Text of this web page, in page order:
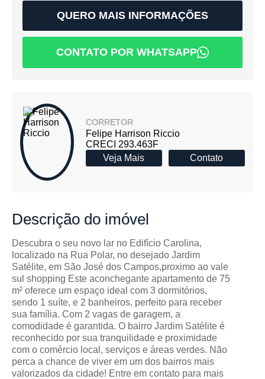
QUERO MAIS INFORMAÇÕES
CONTATO POR WHATSAPP
CORRETOR
Felipe Harrison Riccio
CRECI 293.463F
Veja Mais
Contato
Descrição do imóvel
Descubra o seu novo lar no Edifício Carolina,
localizado na Rua Polar, no desejado Jardim
Satélite, em São José dos Campos,proximo ao vale
sul shopping Este aconchegante apartamento de 75
m² oferece um espaço ideal com 3 dormitórios,
sendo 1 suíte, e 2 banheiros, perfeito para receber
sua família. Com 2 vagas de garagem, a
comodidade é garantida. O bairro Jardim Satélite é
reconhecido por sua tranquilidade e proximidade
com o comércio local, serviços e áreas verdes. Não
perca a chance de viver em um dos bairros mais
valorizados da cidade! Entre em contato para mais